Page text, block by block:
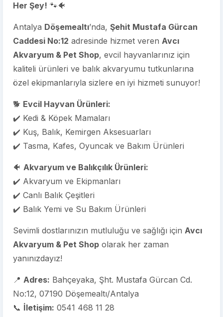
Her Şey! 🐾🐠
Antalya Döşemealtı’nda, Şehit Mustafa Gürcan
Caddesi No:12 adresinde hizmet veren Avcı
Akvaryum & Pet Shop, evcil hayvanlarınız için
kaliteli ürünleri ve balık akvaryumu tutkunlarına
özel ekipmanlarıyla sizlere en iyi hizmeti sunuyor!
🐕 Evcil Hayvan Ürünleri:
✔️ Kedi & Köpek Mamaları
✔️ Kuş, Balık, Kemirgen Aksesuarları
✔️ Tasma, Kafes, Oyuncak ve Bakım Ürünleri
🐠 Akvaryum ve Balıkçılık Ürünleri:
✔️ Akvaryum ve Ekipmanları
✔️ Canlı Balık Çeşitleri
✔️ Balık Yemi ve Su Bakım Ürünleri
Sevimli dostlarınızın mutluluğu ve sağlığı için Avcı
Akvaryum & Pet Shop olarak her zaman
yanınızdayız!
📍 Adres: Bahçeyaka, Şht. Mustafa Gürcan Cd.
No:12, 07190 Döşemealtı/Antalya
📞 İletişim: 0541 468 11 28